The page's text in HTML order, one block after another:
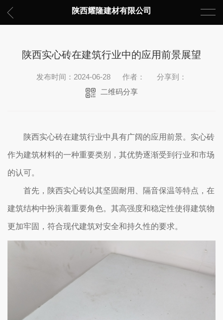
陕西耀隆建材有限公司
陕西实心砖在建筑行业中的应用前景展望
发布时间：2024-06-28 作者：
分享到：
二维码分享
陕西实心砖在建筑行业中具有广阔的应用前景。实心砖
作为建筑材料的一种重要类别，其优势逐渐受到行业和市场
的认可。
首先，陕西实心砖以其坚固耐用、隔音保温等特点，在
建筑结构中扮演着重要角色。其高强度和稳定性使得建筑物
更加牢固，符合现代建筑对安全和持久性的要求。